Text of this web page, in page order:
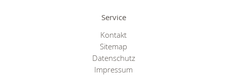
Service
Kontakt
Sitemap
Datenschutz
Impressum